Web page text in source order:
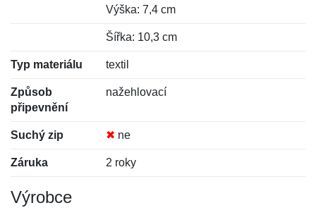
Výška: 7,4 cm
Šířka: 10,3 cm
Typ materiálu textil
Způsob
připevnění
nažehlovací
Suchý zip ✖ ne
Záruka 2 roky
Výrobce